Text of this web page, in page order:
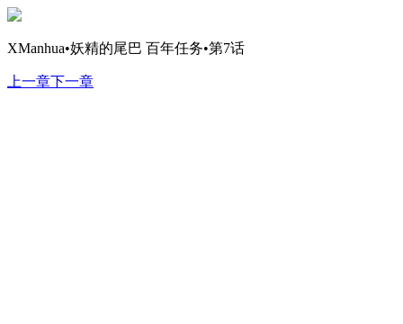
XManhua•妖精的尾巴 百年任务•第7话
上一章下一章